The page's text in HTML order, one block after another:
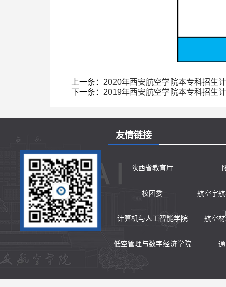
上一条： 2020年西安航空学院本专科招生
下一条： 2019年西安航空学院本专科招生
友情链接
陕西省教育厅
校团委 航空宇
计算机与人工智能学院 航空
低空管理与数字经济学院